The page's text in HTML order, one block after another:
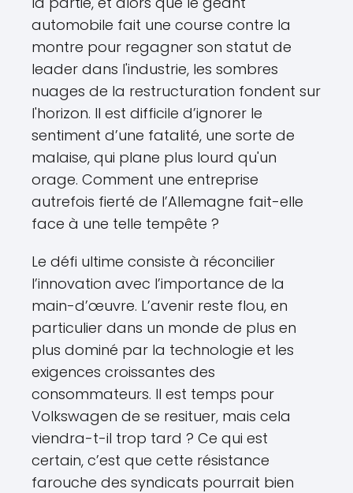
automobile fait une course contre la
montre pour regagner son statut de
leader dans l'industrie, les sombres
nuages de la restructuration fondent sur
l'horizon. Il est difficile d’ignorer le
sentiment d’une fatalité, une sorte de
malaise, qui plane plus lourd qu'un
orage. Comment une entreprise
autrefois fierté de l’Allemagne fait-elle
face à une telle tempête ?
Le défi ultime consiste à réconcilier
l’innovation avec l’importance de la
main-d’œuvre. L’avenir reste flou, en
particulier dans un monde de plus en
plus dominé par la technologie et les
exigences croissantes des
consommateurs. Il est temps pour
Volkswagen de se resituer, mais cela
viendra-t-il trop tard ? Ce qui est
certain, c’est que cette résistance
farouche des syndicats pourrait bien